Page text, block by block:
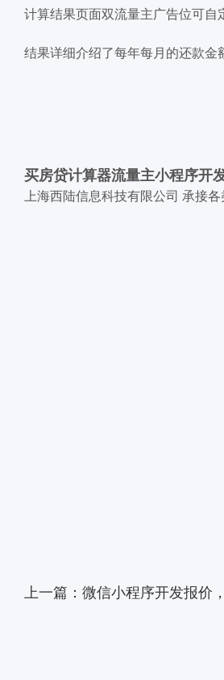
计算结果页面双流量主广告位可自
结果详细介绍了每年每月的还款金
买房贷计算器流量主小程序开
上海西陆信息科技有限公司 承接
上一篇：微信小程序开发报价